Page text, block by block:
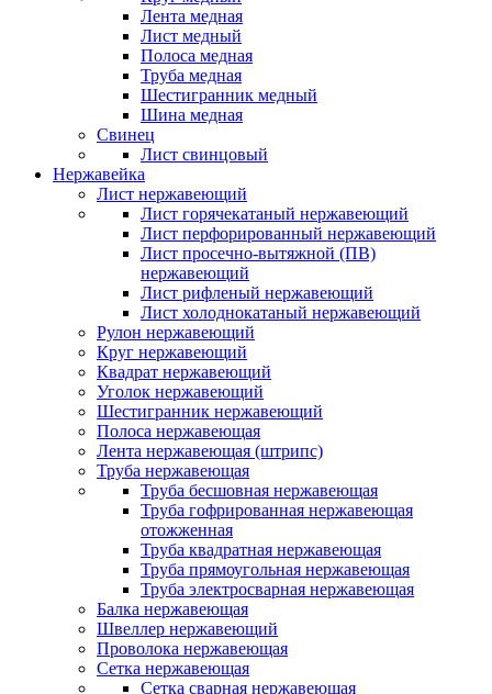
Лента медная
Лист медный
Полоса медная
Труба медная
Шестигранник медный
Шина медная
Свинец
Лист свинцовый
Нержавейка
Лист нержавеющий
Лист горячекатаный нержавеющий
Лист перфорированный нержавеющий
Лист просечно-вытяжной (ПВ)
нержавеющий
Лист рифленый нержавеющий
Лист холоднокатаный нержавеющий
Рулон нержавеющий
Круг нержавеющий
Квадрат нержавеющий
Уголок нержавеющий
Шестигранник нержавеющий
Полоса нержавеющая
Лента нержавеющая (штрипс)
Труба нержавеющая
Труба бесшовная нержавеющая
Труба гофрированная нержавеющая
отожженная
Труба квадратная нержавеющая
Труба прямоугольная нержавеющая
Труба электросварная нержавеющая
Балка нержавеющая
Швеллер нержавеющий
Проволока нержавеющая
Сетка нержавеющая
Сетка сварная нержавеющая